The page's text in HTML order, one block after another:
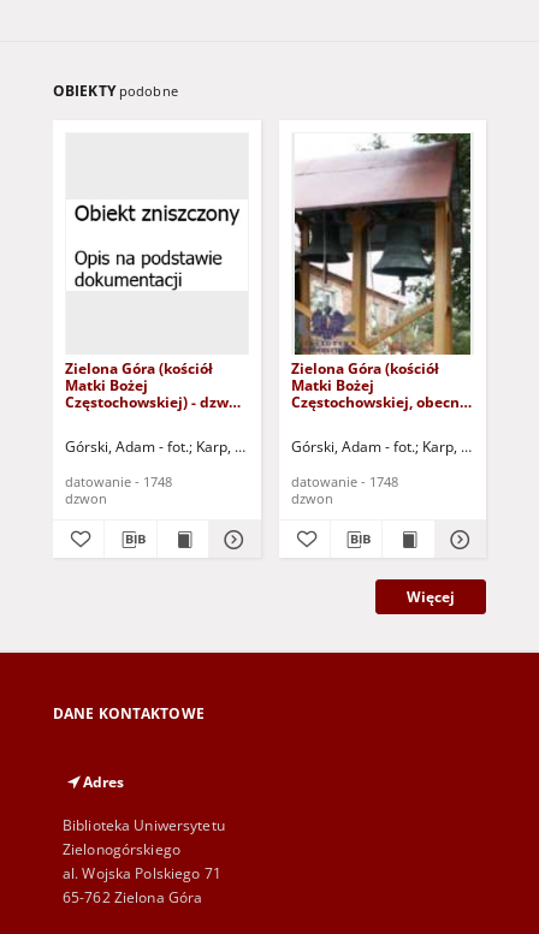
OBIEKTY podobne
Zielona Góra (kościół
Matki Bożej
Częstochowskiej) - dzwon
Górski, Adam - fot. Karp, Paweł - fot.
datowanie - 1748
dzwon
Zielona Góra (kościół
Matki Bożej
Częstochowskiej, obecnie
(datowanie 1748 r.)
Górski, Adam - fot. Karp, Paweł - fot.
datowanie - 1748
dzwon
Więcej
DANE KONTAKTOWE
Adres
Biblioteka Uniwersytetu
Zielonogórskiego
al. Wojska Polskiego 71
65-762 Zielona Góra